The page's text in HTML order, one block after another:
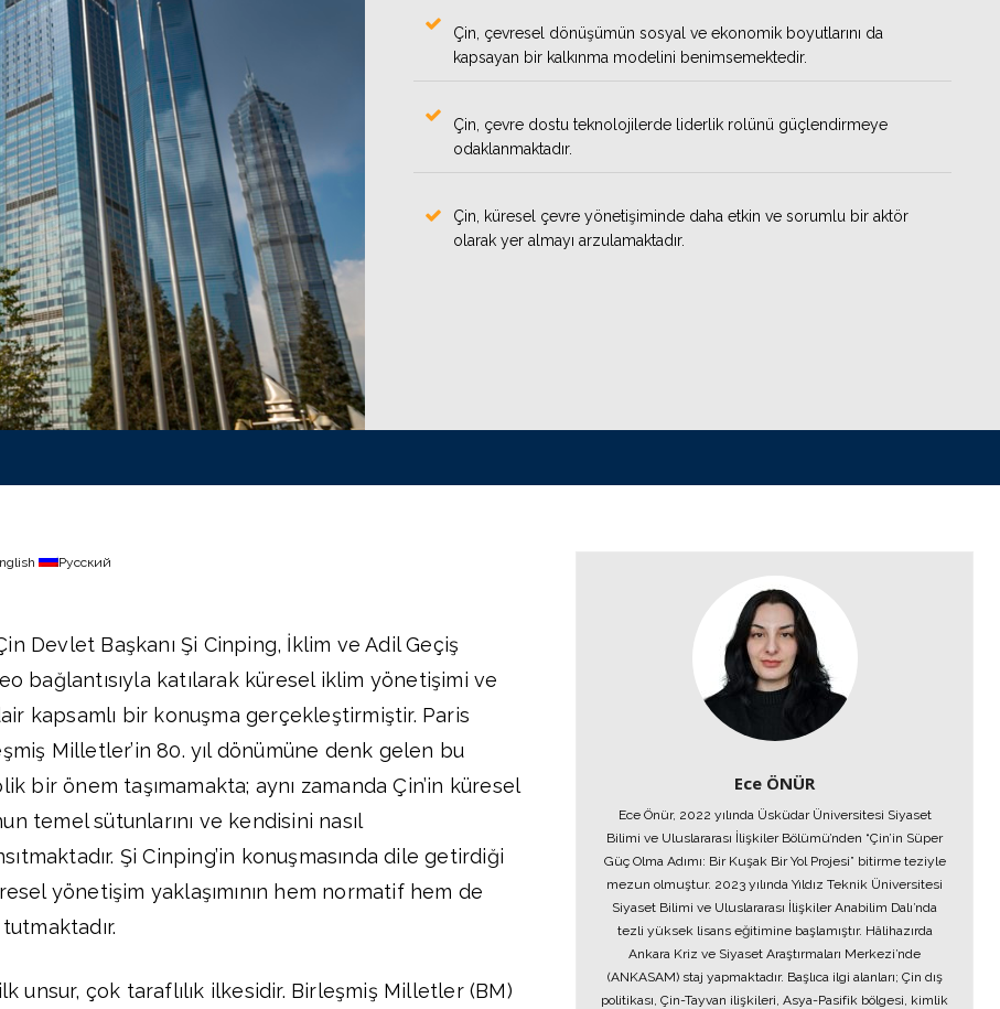
Çin, çevresel dönüşümün sosyal ve ekonomik boyutlarını da
kapsayan bir kalkınma modelini benimsemektedir.
Çin, çevre dostu teknolojilerde liderlik rolünü güçlendirmeye
odaklanmaktadır.
Çin, küresel çevre yönetişiminde daha etkin ve sorumlu bir aktör
olarak yer almayı arzulamaktadır.
Русский
Devlet Başkanı Şi Cinping, İklim ve Adil Geçiş
bağlantısıyla katılarak küresel iklim yönetişimi ve
kapsamlı bir konuşma gerçekleştirmiştir. Paris
Milletler’in 80. yıl dönümüne denk gelen bu
bir önem taşımamakta; aynı zamanda Çin’in küresel
temel sütunlarını ve kendisini nasıl
Şi Cinping’in konuşmasında dile getirdiği
yönetişim yaklaşımının hem normatif hem de
ilk unsur, çok taraflılık ilkesidir. Birleşmiş Milletler (BM)
Ece ÖNÜR
Ece Önür, 2022 yılında Üsküdar Üniversitesi Siyaset
Bilimi ve Uluslararası İlişkiler Bölümü’nden “Çin’in Süper
Güç Olma Adımı: Bir Kuşak Bir Yol Projesi” bitirme teziyle
mezun olmuştur. 2023 yılında Yıldız Teknik Üniversitesi
Siyaset Bilimi ve Uluslararası İlişkiler Anabilim Dalı’nda
tezli yüksek lisans eğitimine başlamıştır. Hâlihazırda
Ankara Kriz ve Siyaset Araştırmaları Merkezi’nde
(ANKASAM) staj yapmaktadır. Başlıca ilgi alanları; Çin dış
politikası, Çin-Tayvan ilişkileri, Asya-Pasifik bölgesi, kimlik